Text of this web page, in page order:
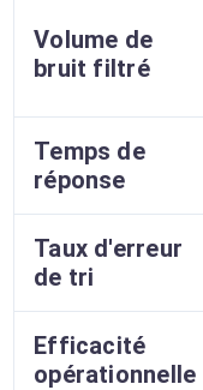
Volume de
bruit filtré
Temps de
réponse
Taux d'erreur
de tri
Efficacité
opérationnelle